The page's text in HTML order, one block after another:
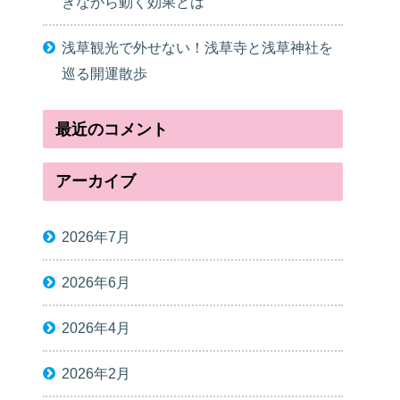
浅草観光で外せない！浅草寺と浅草神社を
巡る開運散歩
最近のコメント
アーカイブ
2026年7月
2026年6月
2026年4月
2026年2月